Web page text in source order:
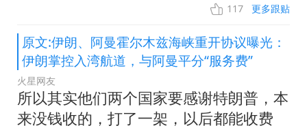
117 更多跟贴
原文:伊朗、阿曼霍尔木兹海峡重开协议曝光：
伊朗掌控入湾航道，与阿曼平分“服务费”
火星网友
所以其实他们两个国家要感谢特朗普，本
来没钱收的，打了一架，以后都能收费